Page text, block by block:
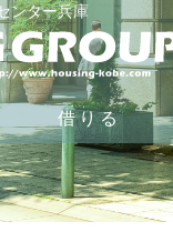
ンター兵庫
借りる